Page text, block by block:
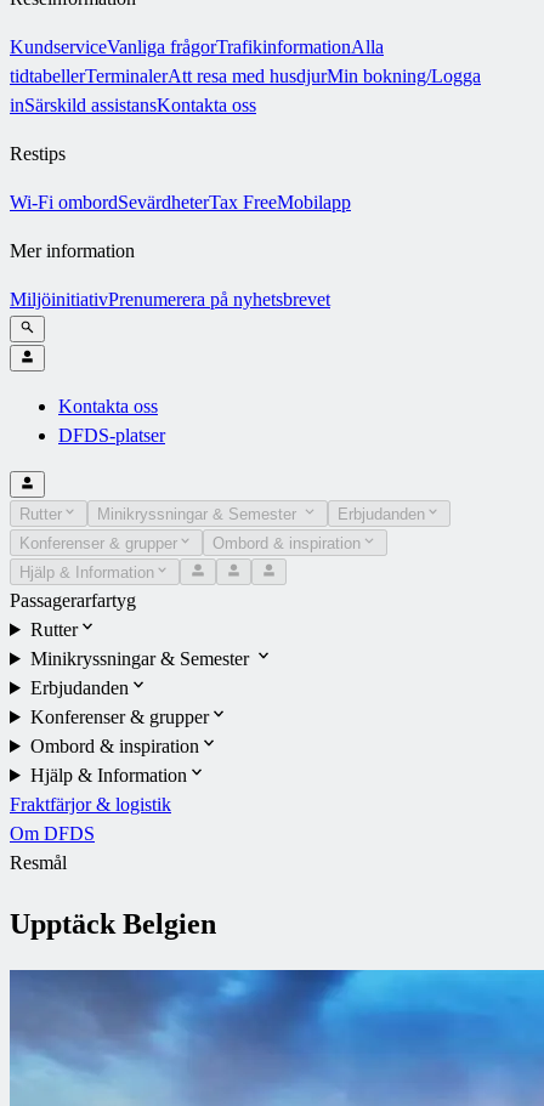
KundserviceVanliga frågorTrafikinformationAlla
tidtabellerTerminalerAtt resa med husdjurMin bokning/Logga
inSärskild assistansKontakta oss
Restips
Wi-Fi ombordSevärdheterTax FreeMobilapp
Mer information
MiljöinitiativPrenumerera på nyhetsbrevet
Kontakta oss
DFDS-platser
Rutter Minikryssningar & Semester
Erbjudanden
Konferenser & grupper
Ombord & inspiration
Hjälp & Information
Passagerarfartyg
Rutter
Minikryssningar & Semester
Erbjudanden
Konferenser & grupper
Ombord & inspiration
Hjälp & Information
Fraktfärjor & logistik
Om DFDS
Resmål
Upptäck Belgien